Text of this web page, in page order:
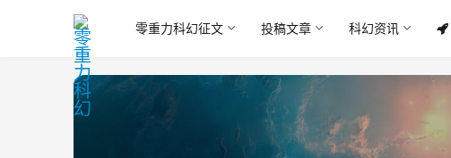
零重力科幻征文 投稿文章 科幻资讯